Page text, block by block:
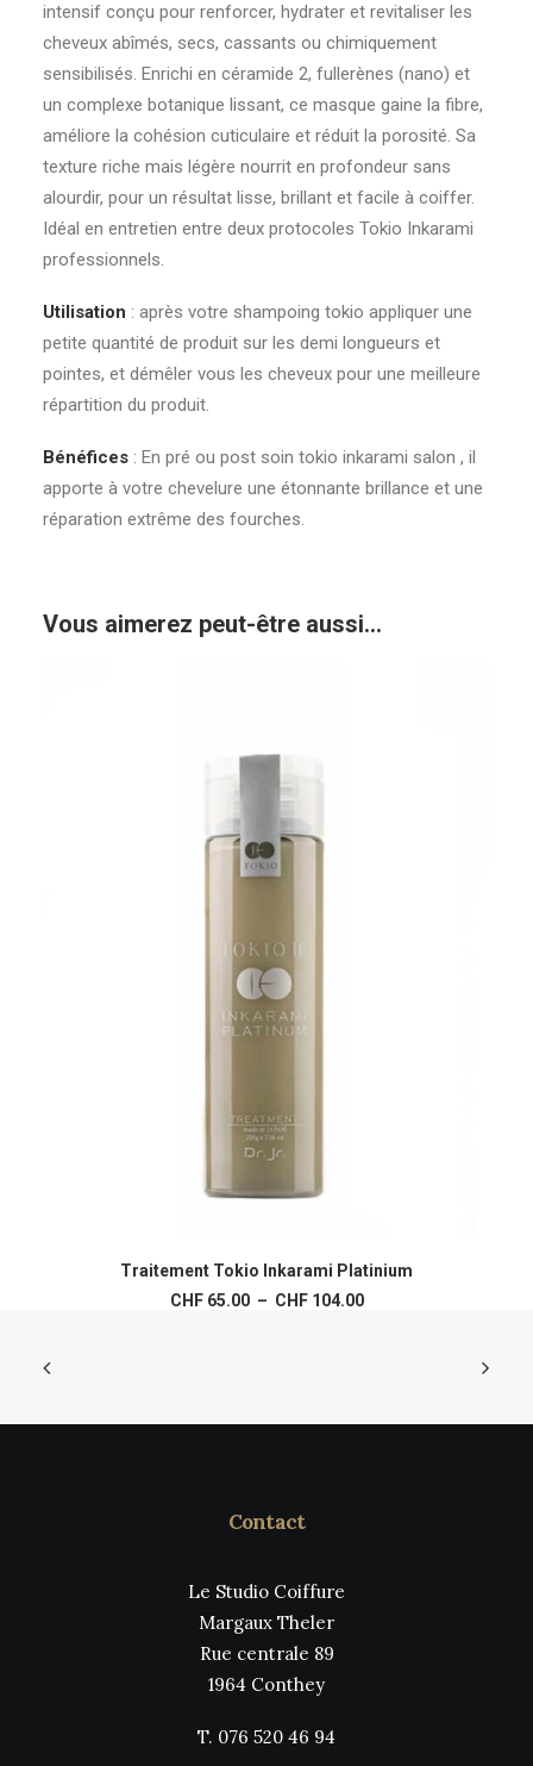
intensif conçu pour renforcer, hydrater et revitaliser les
cheveux abîmés, secs, cassants ou chimiquement
sensibilisés. Enrichi en céramide 2, fullerènes (nano) et
un complexe botanique lissant, ce masque gaine la fibre,
améliore la cohésion cuticulaire et réduit la porosité. Sa
texture riche mais légère nourrit en profondeur sans
alourdir, pour un résultat lisse, brillant et facile à coiffer.
Idéal en entretien entre deux protocoles Tokio Inkarami
professionnels.
Utilisation : après votre shampoing tokio appliquer une
petite quantité de produit sur les demi longueurs et
pointes, et démêler vous les cheveux pour une meilleure
répartition du produit.
Bénéfices : En pré ou post soin tokio inkarami salon , il
apporte à votre chevelure une étonnante brillance et une
réparation extrême des fourches.
Vous aimerez peut-être aussi…
options
être
Traitement Tokio Inkarami Platinium
CHF65.00 – CHF104.00Plage
Contact
Le Studio Coiffure
Margaux Theler
Rue centrale 89
1964 Conthey
T. 076 520 46 94